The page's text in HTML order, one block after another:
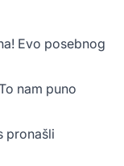
Evo posebnog
nam puno
pronašli